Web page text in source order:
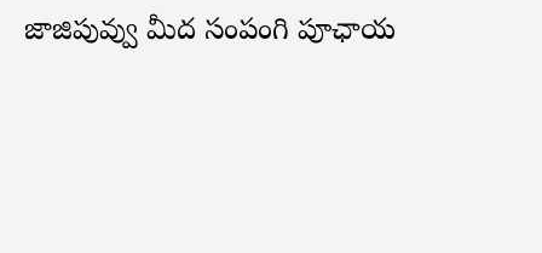
జాజిపువ్వు మీద సంపంగి పూఛాయ